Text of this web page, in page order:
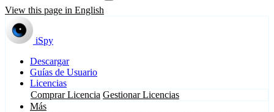
View this page in English
iSpy
Descargar
Guías de Usuario
Licencias
Comprar Licencia Gestionar Licencias
Más